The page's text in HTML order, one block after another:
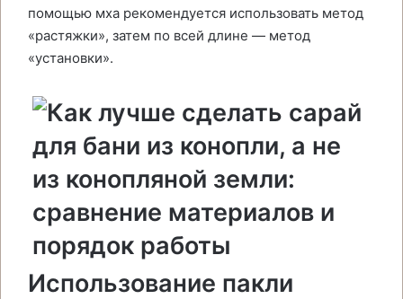
помощью мха рекомендуется использовать метод
«растяжки», затем по всей длине — метод
«установки».
Использование пакли